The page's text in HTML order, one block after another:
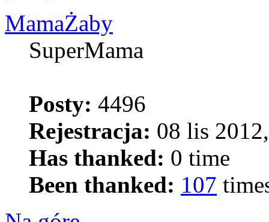
MamaŻaby
SuperMama
Posty: 4496
Rejestracja: 08 lis
Has thanked: 0 time
Been thanked: 107